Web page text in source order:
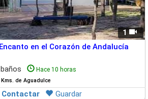
1
en el Corazón de Andalucía
Hace 10 horas
Kms. de Aguadulce
Contactar Guardar